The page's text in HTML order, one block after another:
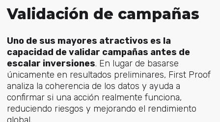
Validación de campañas
Uno de sus mayores atractivos es la
capacidad de validar campañas antes de
escalar inversiones. En lugar de basarse
únicamente en resultados preliminares, First Proof
analiza la coherencia de los datos y ayuda a
confirmar si una acción realmente funciona,
reduciendo riesgos y mejorando el rendimiento